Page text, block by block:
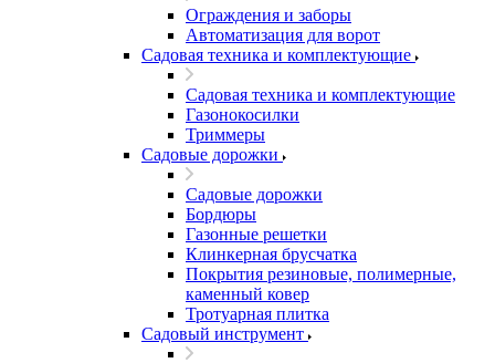
Ограждения и заборы
Автоматизация для ворот
Садовая техника и комплектующие
Садовая техника и комплектующие
Газонокосилки
Триммеры
Садовые дорожки
Садовые дорожки
Бордюры
Газонные решетки
Клинкерная брусчатка
Покрытия резиновые, полимерные,
каменный ковер
Тротуарная плитка
Садовый инструмент